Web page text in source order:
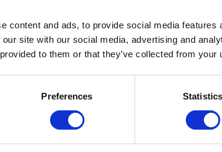
content and ads, to provide social media
site with our social media, advertising and
to them or that they’ve collected from
Preferences Statistics